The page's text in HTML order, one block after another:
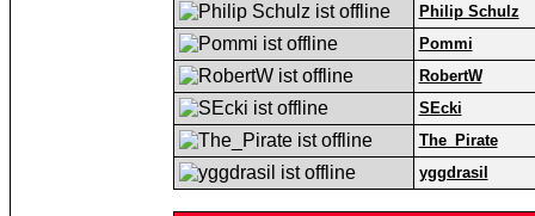
Philip Schulz
Pommi
RobertW
SEcki
The_Pirate
yggdrasil